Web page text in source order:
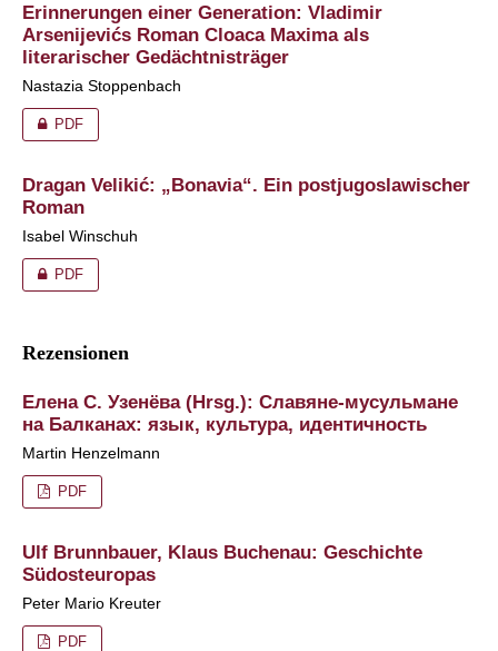
Erinnerungen einer Generation: Vladimir
Arsenijevićs Roman Cloaca Maxima als
literarischer Gedächtnisträger
Nastazia Stoppenbach
PDF
Dragan Velikić: „Bonavia“. Ein postjugoslawischer
Roman
Isabel Winschuh
PDF
Rezensionen
Елена С. Узенёва (Hrsg.): Славяне-мусульмане
на Балканах: язык, культура, идентичность
Martin Henzelmann
PDF
Ulf Brunnbauer, Klaus Buchenau: Geschichte
Südosteuropas
Peter Mario Kreuter
PDF